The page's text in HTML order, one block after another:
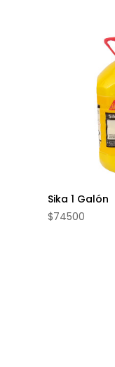
Sika 1 Galón
$74500